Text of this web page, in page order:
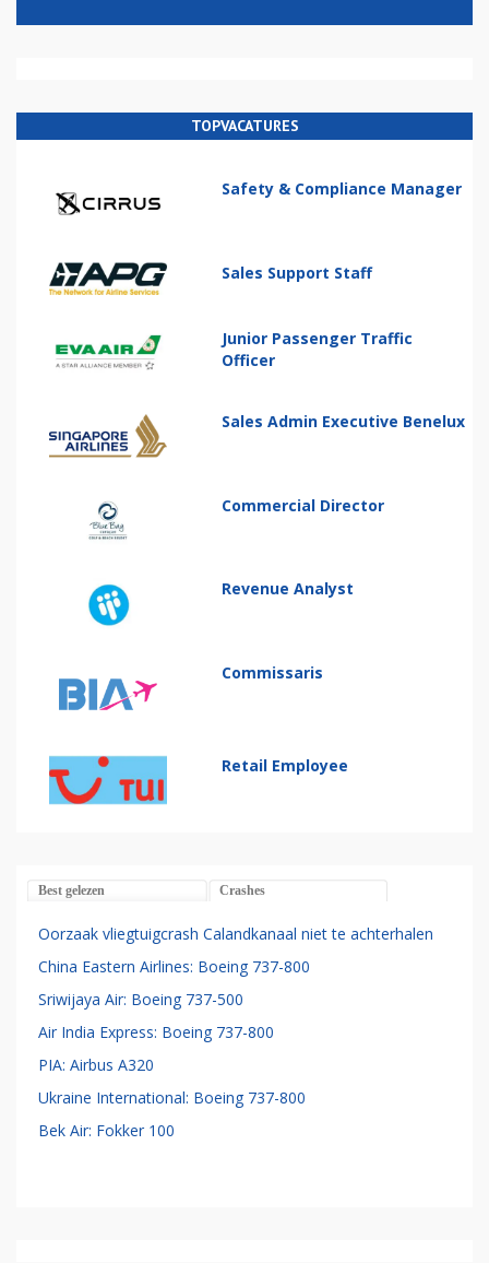
TOPVACATURES
Safety & Compliance Manager
Sales Support Staff
Junior Passenger Traffic
Officer
Sales Admin Executive Benelux
Commercial Director
Revenue Analyst
Commissaris
Retail Employee
Best gelezen Crashes
Oorzaak vliegtuigcrash Calandkanaal niet te achterhalen
China Eastern Airlines: Boeing 737-800
Sriwijaya Air: Boeing 737-500
Air India Express: Boeing 737-800
PIA: Airbus A320
Ukraine International: Boeing 737-800
Bek Air: Fokker 100